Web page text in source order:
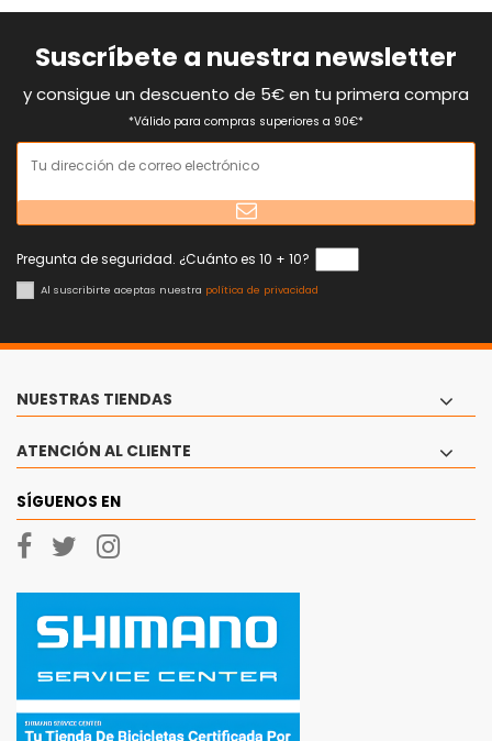
Suscríbete a nuestra newsletter
y consigue un descuento de 5€ en tu primera compra
*Válido para compras superiores a 90€*
Pregunta de seguridad. ¿Cuánto es 10 + 10?
Al suscribirte aceptas nuestra política de privacidad
NUESTRAS TIENDAS
ATENCIÓN AL CLIENTE
SÍGUENOS EN